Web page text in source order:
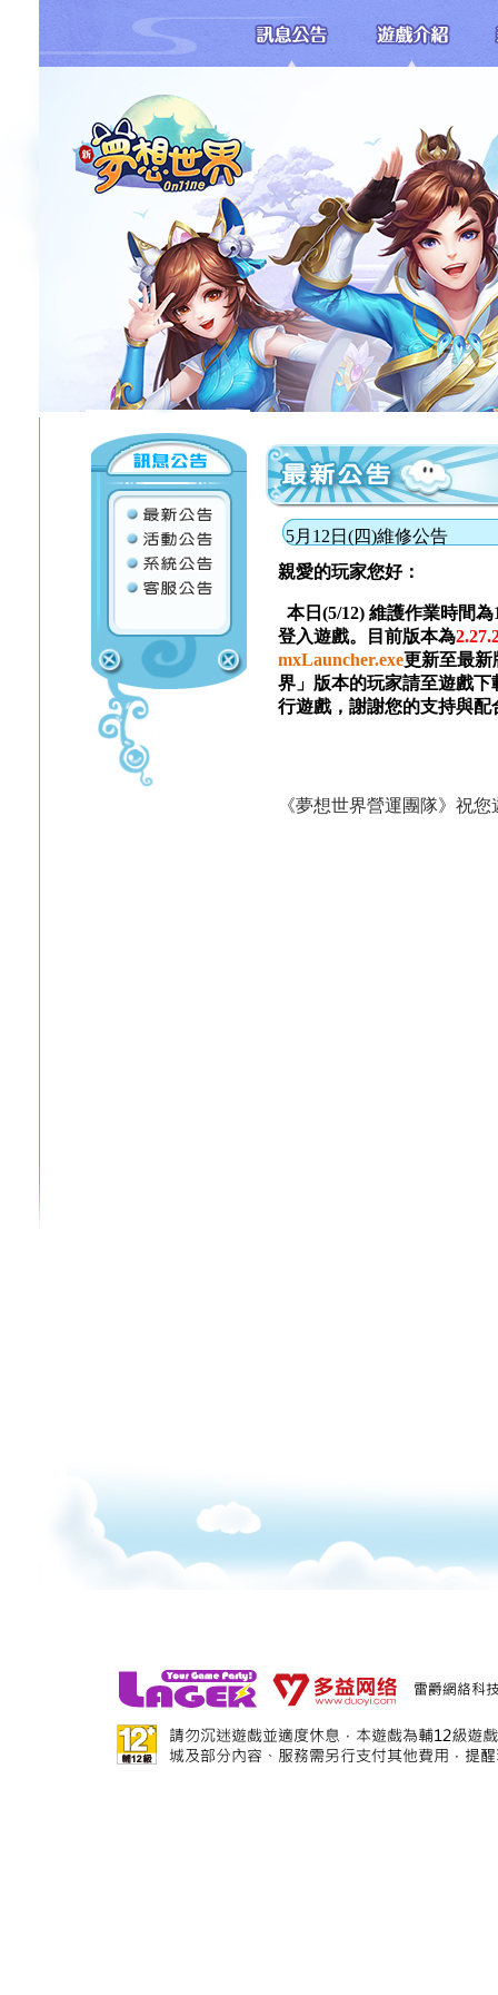
5月12日(四)維修公告
親愛的玩家您好：
本日(5/12) 維護作業時間
登入遊戲。目前版本為
mxLauncher.exe更新至最新
界」版本的玩家請至遊戲下
行遊戲，謝謝您的支持與配
《夢想世界營運團隊》祝